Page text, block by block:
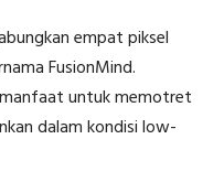
empat piksel
FusionMind.
untuk memotret
dalam kondisi low-